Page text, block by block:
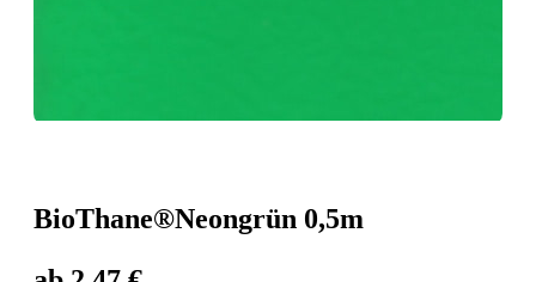
BioThane®️Neongrün 0,5m